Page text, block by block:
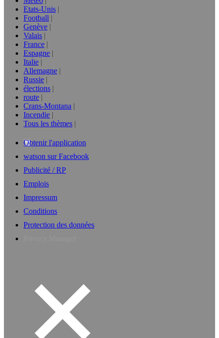
Etats-Unis
Football
Genève
Valais
France
Espagne
Italie
Allemagne
Russie
élections
route
Crans-Montana
Incendie
Tous les thèmes
Obtenir l'application
watson sur Facebook
Publicité / RP
Emplois
Impressum
Conditions
Protection des données